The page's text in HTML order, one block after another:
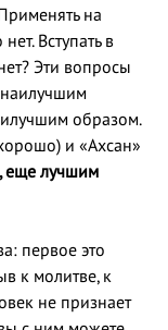
на
Вступать в
Эти вопросы
наилучшим
образом.
и «Ахсан»
еще лучшим
первое это
к молитве, к
не признает